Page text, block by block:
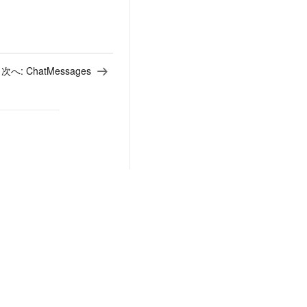
次へ: ChatMessages